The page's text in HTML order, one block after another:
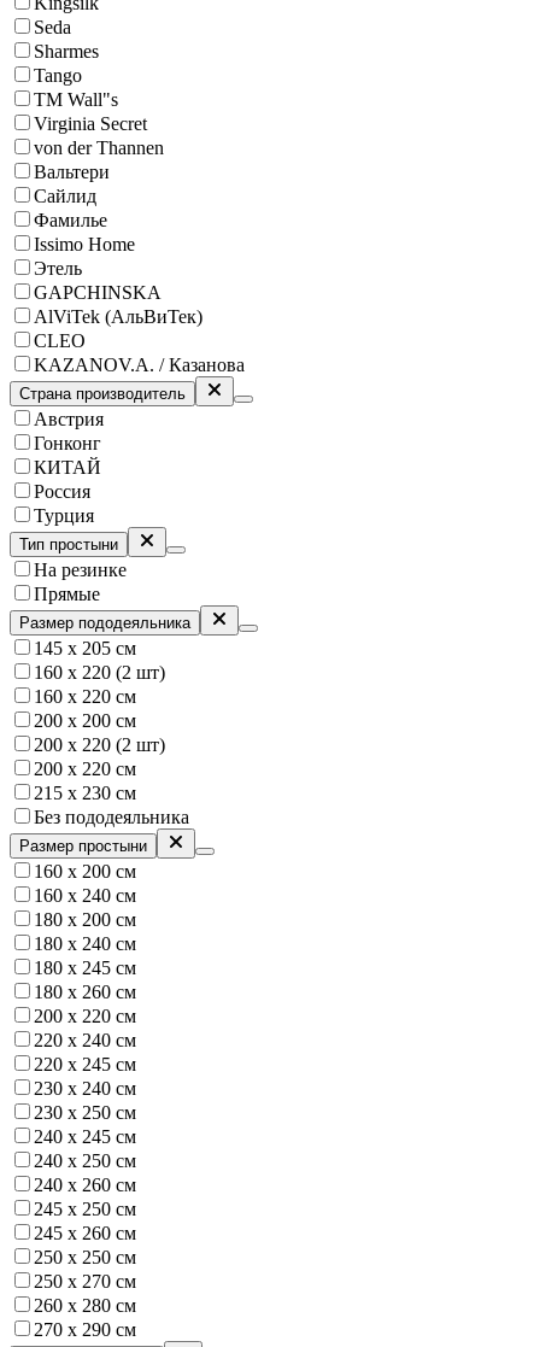
Seda
Sharmes
Tango
ТМ Wall"s
Virginia Secret
von der Thannen
Вальтери
Сайлид
Фамилье
Issimo Home
Этель
GAPCHINSKA
AlViTek (АльВиТек)
CLEO
KAZANOV.A. / Казанова
Страна производитель
Австрия
Гонконг
КИТАЙ
Россия
Турция
Тип простыни
На резинке
Прямые
Размер пододеяльника
145 х 205 см
160 х 220 (2 шт)
160 х 220 см
200 х 200 см
200 х 220 (2 шт)
200 х 220 см
215 х 230 см
Без пододеяльника
Размер простыни
160 х 200 см
160 х 240 см
180 х 200 см
180 х 240 см
180 x 245 см
180 х 260 см
200 х 220 см
220 х 240 см
220 х 245 см
230 х 240 см
230 х 250 см
240 x 245 см
240 х 250 см
240 х 260 см
245 x 250 см
245 х 260 см
250 х 250 см
250 x 270 см
260 х 280 см
270 х 290 см